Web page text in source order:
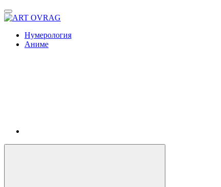
Нумерология
Аниме